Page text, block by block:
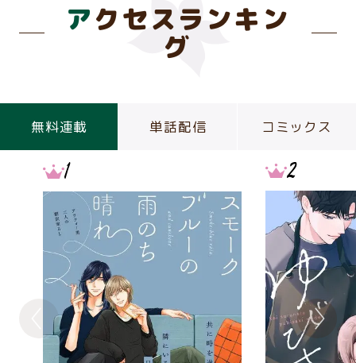
アクセスランキン
グ
無料連載 単話配信 コミックス